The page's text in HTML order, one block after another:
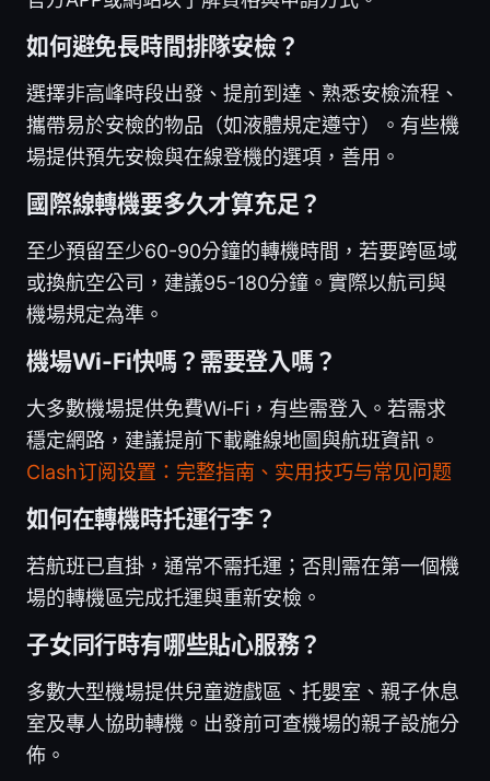
如何避免長時間排隊安檢？
選擇非高峰時段出發、提前到達、熟悉安檢流程、
攜帶易於安檢的物品（如液體規定遵守）。有些機
場提供預先安檢與在線登機的選項，善用。
國際線轉機要多久才算充足？
至少預留至少60-90分鐘的轉機時間，若要跨區域
或換航空公司，建議95-180分鐘。實際以航司與
機場規定為準。
機場Wi-Fi快嗎？需要登入嗎？
大多數機場提供免費Wi‑Fi，有些需登入。若需求
穩定網路，建議提前下載離線地圖與航班資訊。
Clash订阅设置：完整指南、实用技巧与常见问题
如何在轉機時托運行李？
若航班已直掛，通常不需托運；否則需在第一個機
場的轉機區完成托運與重新安檢。
子女同行時有哪些貼心服務？
多數大型機場提供兒童遊戲區、托嬰室、親子休息
室及專人協助轉機。出發前可查機場的親子設施分
佈。